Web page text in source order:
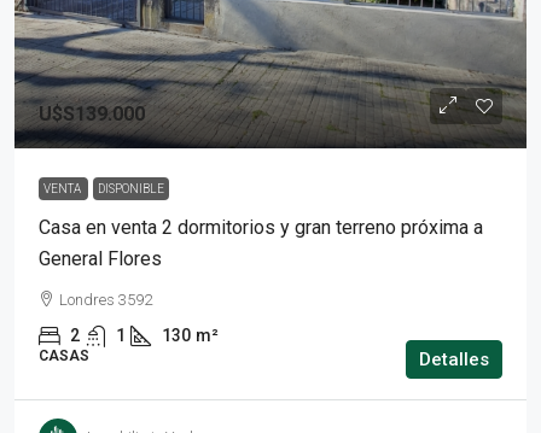
U$S139.000
VENTA DISPONIBLE
Casa en venta 2 dormitorios y gran terreno próxima a
General Flores
Londres 3592
2 1 130 m²
CASAS Detalles